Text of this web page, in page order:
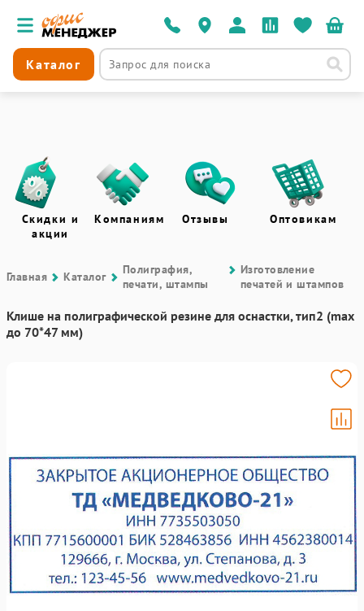
Каталог
Скидки и
акции
Компаниям Отзывы Оптовикам
Главная Каталог
Полиграфия,
печати, штампы
Изготовление
печатей и штампов
Клише на полиграфической резине для оснастки, тип2 (max
до 70*47 мм)